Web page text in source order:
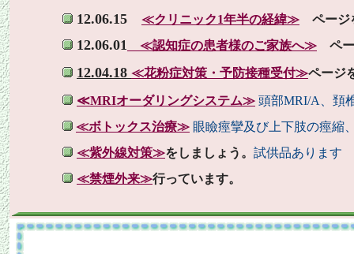
12.06.15 ≪クリニック1年半の経緯≫ ページ
12.06.01 ≪認知症の患者様のご家族へ≫ ペー
12.04.18 ≪花粉症対策・予防接種受付≫ページ
≪MRIオーダリングシステム≫ 頭部MRI/A、頚
≪ボトックス治療≫ 眼瞼痙攣及び上下肢の痙縮
≪紫外線対策≫をしましょう 。 試供品あります
≪禁煙外来≫行っています。